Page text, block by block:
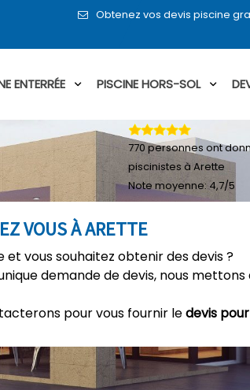
Obtenez vos devis piscine
ENTERRÉE PISCINE HORS-SOL
VOUS À ARETTE
vous souhaitez obtenir des devis ?
demande de devis, nous
pour vous fournir ledevis
770personnes ont
piscinistes à Arette
Note moyenne:4,7/5